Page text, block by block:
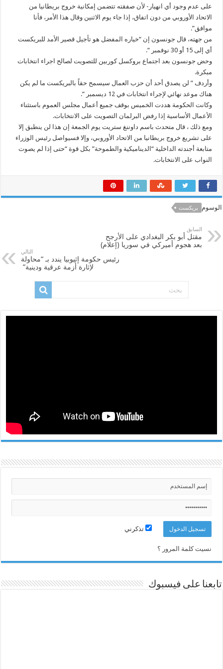
على عدم وجود أي انهيار- لأن صفقته تتضمن إمكانية خروج بريطانيا من
الاتحاد الأوروبي من دون اتفاق، إذا جاء يوم الاثنين وقال هذا الأمر، فأنا
موافق”.
من جهته، قال جونسون إن “خياره المفضل هو تأجيل قصير الأمد للبريكست
أي إلى 15 أو 30 نوفمبر “.
وحض جونسون بعد اجتماع بروكسل كوربين للتصويت لصالح اجراء انتخابات
مبكرة.
وأردف ” لن يصدق أحد أن حزب العمال سيسمح حقاً بالبريكست ما لم يكن
هناك موعد نهائي لإجراء انتخابات في 12 ديسمبر “.
وكانت الحكومة هددت الخميس بوقف جميع أعمال مجلس العموم باستثناء
الأعمال الأساسية إذا رفض البرلمان التصويت على الانتخابات.
ومع ذلك ، قال متحدث باسم داوننغ ستريت يوم الجمعة إن هذا لن ينطبق إلا
على تشريع خروج بريطانيا من الاتحاد الأوروبي، وإلا فسيواصل رئيس الوزراء
متابعة أجندته الداخلية “الديناميكية والطموحة” بكل قوة “حتى إذا لم يصوت
النواب على الانتخابات.
الوسوم بريكست
السابق
مقتل أبو بكر البغدادي على الأرجح
بعد هجوم أميركي في سوريا (إعلام)
التالي
رئيس حكومة إثيوبيا يندد بـ “محاولة
لإثارة أزمة عرقية ودينية”
تذكرني
نسيت كلمة المرور ؟
تابعنا على فيسبوك